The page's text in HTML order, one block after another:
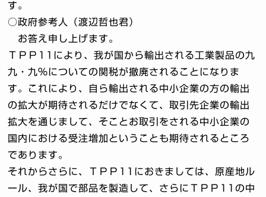
す。
○政府参考人（渡辺哲也君）
お答え申し上げます。
ＴＰＰ11により、我が国から輸出される工業製品の九
九・九％についての関税が撤廃されることになりま
す。これにより、自ら輸出される中小企業の方の輸出
の拡大が期待されるだけでなくて、取引先企業の輸出
拡大を通じまして、そことお取引をされる中小企業の
国内における受注増加ということも期待されるところ
であります。
それからさらに、ＴＰＰ11におきましては、原産地ル
ール、我が国で部品を製造して、さらにＴＰＰ11の中